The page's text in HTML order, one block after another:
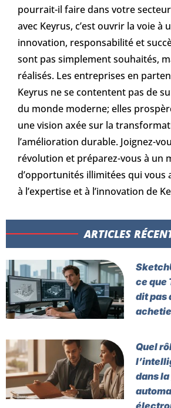
pourrait-il faire dans votre
avec Keyrus, c’est ouvrir la voie à
innovation, responsabilité et
sont pas simplement souhaités,
réalisés. Les entreprises en
Keyrus ne se contentent pas de
du monde moderne; elles
une vision axée sur la
l’amélioration durable. Joignez-
révolution et préparez-vous à un
d’opportunités illimitées qui vous
à l’expertise et à l’innovation de
ARTICLES
ce que
dit pas
Quel
dans